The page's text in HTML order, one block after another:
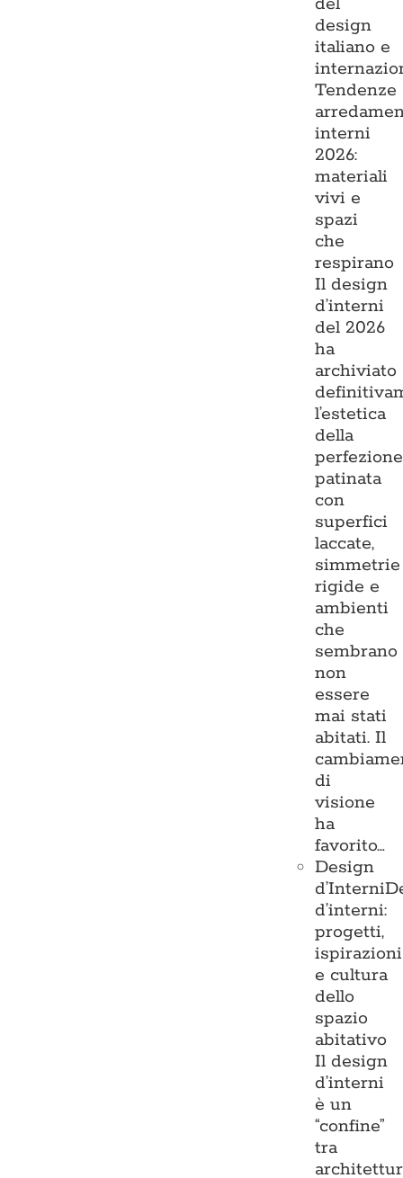
design
italiano e
Tendenze
interni
2026:
materiali
vivi e
spazi
che
respirano
Il design
d’interni
del 2026
ha
archiviato
l’estetica
della
perfezione
patinata
con
superfici
laccate,
simmetrie
rigide e
ambienti
che
sembrano
non
essere
mai stati
abitati. Il
di
visione
ha
favorito…
Design
d’Interni
d’interni:
progetti,
ispirazioni
e cultura
dello
spazio
abitativo
Il design
d’interni
è un
“confine”
tra